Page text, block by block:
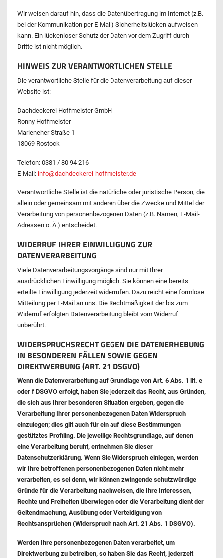
Wir weisen darauf hin, dass die Datenübertragung im Internet (z.B.
bei der Kommunikation per E-Mail) Sicherheitslücken aufweisen
kann. Ein lückenloser Schutz der Daten vor dem Zugriff durch
Dritte ist nicht möglich.
HINWEIS ZUR VERANTWORTLICHEN STELLE
Die verantwortliche Stelle für die Datenverarbeitung auf dieser
Website ist:
Dachdeckerei Hoffmeister GmbH
Ronny Hoffmeister
Marieneher Straße 1
18069 Rostock
Telefon: 0381 / 80 94 216
E-Mail: info@dachdeckerei-hoffmeister.de
Verantwortliche Stelle ist die natürliche oder juristische Person, die
allein oder gemeinsam mit anderen über die Zwecke und Mittel der
Verarbeitung von personenbezogenen Daten (z.B. Namen, E-Mail-
Adressen o. Ä.) entscheidet.
WIDERRUF IHRER EINWILLIGUNG ZUR
DATENVERARBEITUNG
Viele Datenverarbeitungsvorgänge sind nur mit Ihrer
ausdrücklichen Einwilligung möglich. Sie können eine bereits
erteilte Einwilligung jederzeit widerrufen. Dazu reicht eine formlose
Mitteilung per E-Mail an uns. Die Rechtmäßigkeit der bis zum
Widerruf erfolgten Datenverarbeitung bleibt vom Widerruf
unberührt.
WIDERSPRUCHSRECHT GEGEN DIE DATENERHEBUNG
IN BESONDEREN FÄLLEN SOWIE GEGEN
DIREKTWERBUNG (ART. 21 DSGVO)
Wenn die Datenverarbeitung auf Grundlage von Art. 6 Abs. 1 lit. e
oder f DSGVO erfolgt, haben Sie jederzeit das Recht, aus Gründen,
die sich aus Ihrer besonderen Situation ergeben, gegen die
Verarbeitung Ihrer personenbezogenen Daten Widerspruch
einzulegen; dies gilt auch für ein auf diese Bestimmungen
gestütztes Profiling. Die jeweilige Rechtsgrundlage, auf denen
eine Verarbeitung beruht, entnehmen Sie dieser
Datenschutzerklärung. Wenn Sie Widerspruch einlegen, werden
wir Ihre betroffenen personenbezogenen Daten nicht mehr
verarbeiten, es sei denn, wir können zwingende schutzwürdige
Gründe für die Verarbeitung nachweisen, die Ihre Interessen,
Rechte und Freiheiten überwiegen oder die Verarbeitung dient der
Geltendmachung, Ausübung oder Verteidigung von
Rechtsansprüchen (Widerspruch nach Art. 21 Abs. 1 DSGVO).
Werden Ihre personenbezogenen Daten verarbeitet, um
Direktwerbung zu betreiben, so haben Sie das Recht, jederzeit